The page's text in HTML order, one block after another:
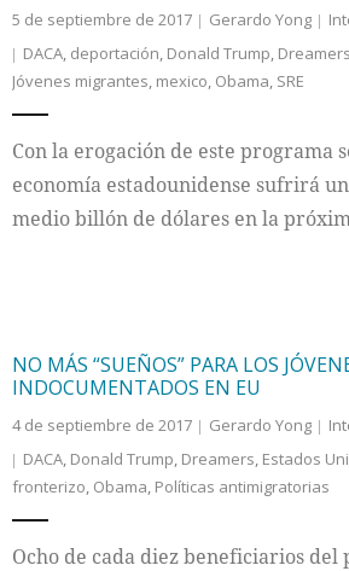
5 de septiembre de 2017 Gerardo Yong
DACA, deportación, Donald Trump, Dreamers
Jóvenes migrantes, mexico, Obama, SRE
Con la erogación de este programa
economía estadounidense sufrirá
medio billón de dólares en la
NO MÁS “SUEÑOS” PARA LOS
INDOCUMENTADOS EN EU
4 de septiembre de 2017 Gerardo Yong
DACA, Donald Trump, Dreamers, Estados
fronterizo, Obama, Políticas antimigratorias
Ocho de cada diez beneficiarios del